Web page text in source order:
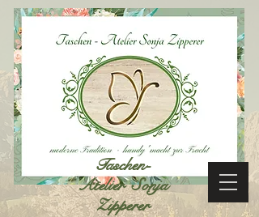
Taschen-
Atelier Sonja
Zipperer